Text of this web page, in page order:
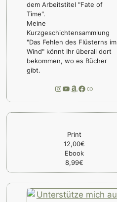
dem Arbeitstitel "Fate of
Time".
Meine
Kurzgeschichtensammlung
"Das Fehlen des Flüsterns im
Wind" könnt Ihr überall dort
bekommen, wo es Bücher
gibt.
Instagram
YouTube
Amazon
Facebook
Link
Print
12,00€
Ebook
8,99€